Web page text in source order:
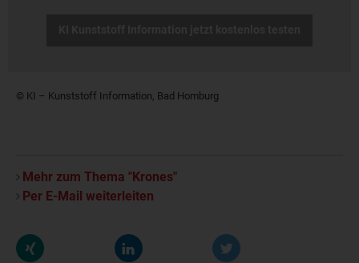
© KI – Kunststoff Information, Bad Homburg
Mehr zum Thema "Krones"
Per E-Mail weiterleiten